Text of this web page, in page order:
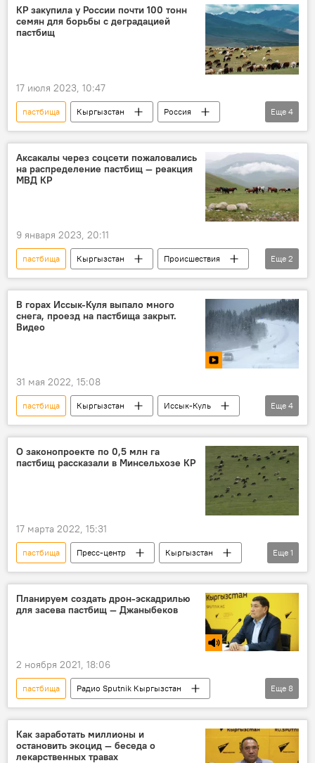
задержание
Табылды Эгембердиев
ГКНБ
КР закупила у России почти 100 тонн
семян для борьбы с деградацией
пастбищ
17 июля 2023, 10:47
пастбища Кыргызстан
Россия
экономика
семена
деградация
Еще 4
Аксакалы через соцсети пожаловались
на распределение пастбищ — реакция
МВД КР
9 января 2023, 20:11
пастбища Кыргызстан
Происшествия
документы
подделка
Еще 2
В горах Иссык-Куля выпало много
снега, проезд на пастбища закрыт.
Видео
31 мая 2022, 15:08
пастбища Кыргызстан
Иссык-Куль
снег
проезд
видео
Еще 4
О законопроекте по 0,5 млн га
пастбищ рассказали в Минсельхозе КР
17 марта 2022, 15:31
пастбища Пресс-центр
Кыргызстан
экономика
Еще 1
Планируем создать дрон-эскадрилью
для засева пастбищ — Джаныбеков
2 ноября 2021, 18:06
пастбища
Радио Sputnik Кыргызстан
Кыргызстан
экономика
Аскарбек Джаныбеков
сельское хозяйство
семена
дрон Новости Киргизии
Еще 8
Как заработать миллионы и
остановить экоцид — беседа о
лекарственных травах